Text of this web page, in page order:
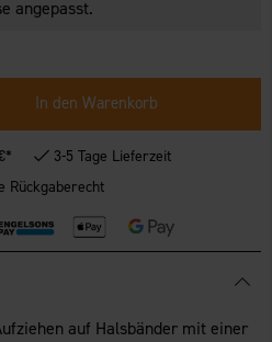
angepasst.
In den Warenkorb
3-5 Tage Lieferzeit
Rückgaberecht
auf Halsbänder mit einer